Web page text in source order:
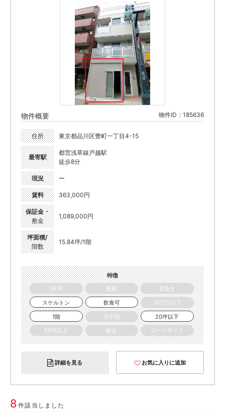
物件概要 物件ID：185636
住所 東京都品川区豊町一丁目4-15
最寄駅
都営浅草線戸越駅
徒歩8分
現況 ー
賃料 363,000円
保証金・
敷金
1,089,000円
坪面積/
階数
15.84坪/1階
特徴
NEW
更新
居抜き
スケルトン
飲食可
30万円以下
1階
空中階
20坪以下
50坪以上
駅近 ロードサイド
詳細を見る お気に入りに追加
8件該当しました